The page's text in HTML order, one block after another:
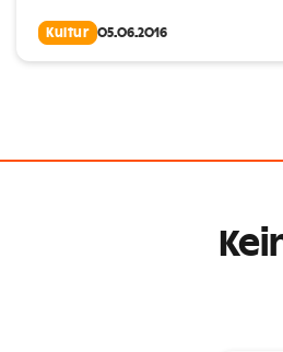
Kultur 05.06.2016